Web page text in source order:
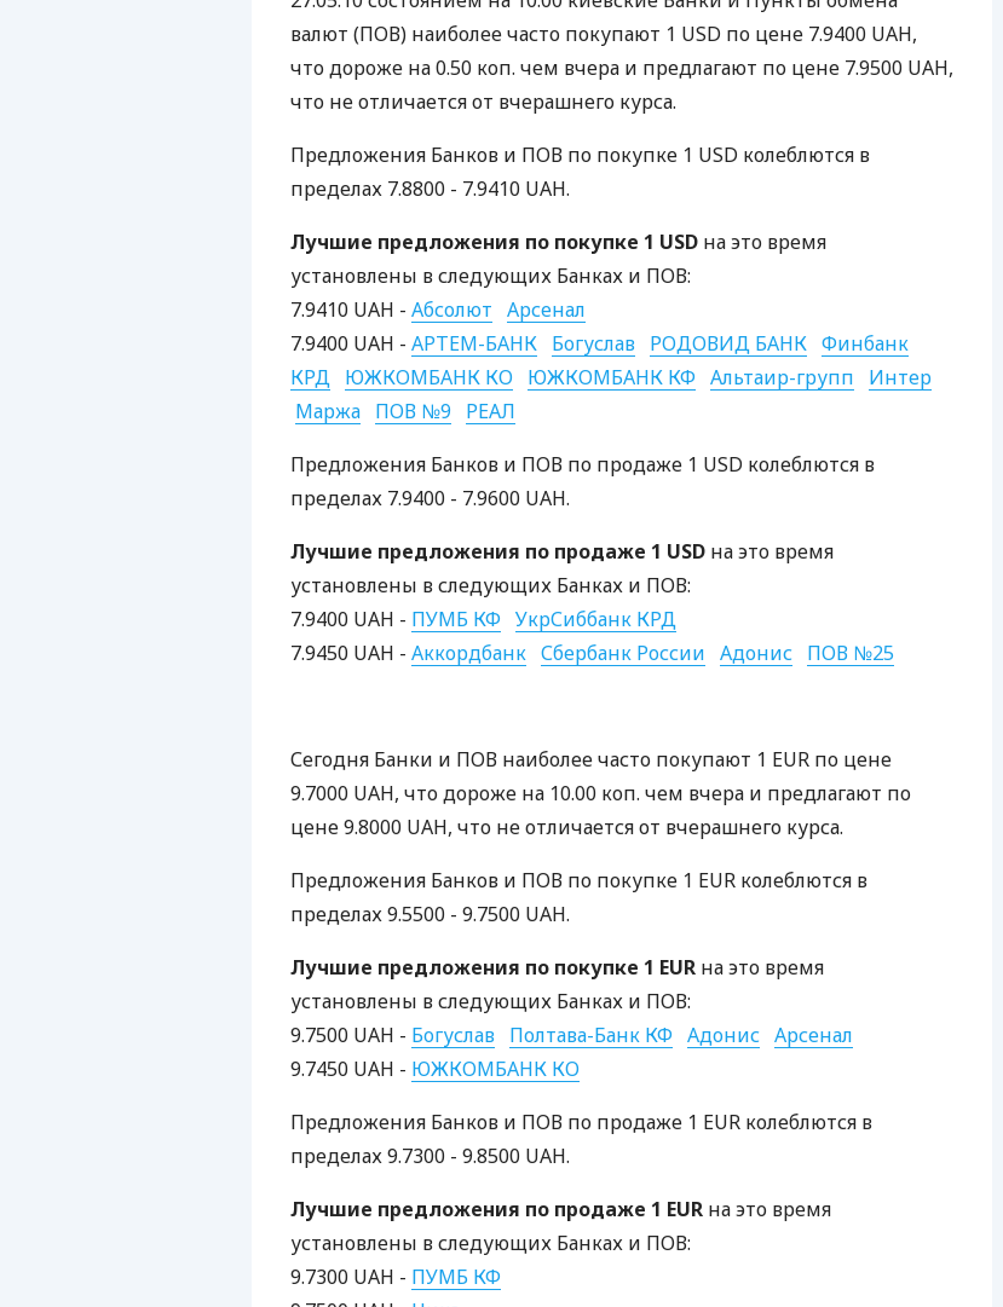
ЕЖЕМЕСЯЧНЫЙ ОБЗОР
КЕШБЭКА
валют (ПОВ) наиболее часто покупают 1 USD по цене 7.9400 UAH,
что дороже на 0.50 коп. чем вчера и предлагают по цене 7.9500 UAH,
что не отличается от вчерашнего курса.
Предложения Банков и ПОВ по покупке 1 USD колеблются в
пределах 7.8800 - 7.9410 UAH.
Лучшие предложения по покупке 1 USD на это время
установлены в следующих Банках и ПОВ:
7.9410 UAH - Абсолют Арсенал
7.9400 UAH - АРТЕМ-БАНК Богуслав РОДОВИД БАНК Финбанк
КРД ЮЖКОМБАНК КО ЮЖКОМБАНК КФ Альтаир-групп
Интер
Маржа ПОВ №9
РЕАЛ
Предложения Банков и ПОВ по продаже 1 USD колеблются в
пределах 7.9400 - 7.9600 UAH.
Лучшие предложения по продаже 1 USD на это время
установлены в следующих Банках и ПОВ:
7.9400 UAH - ПУМБ КФ УкрСиббанк КРД
7.9450 UAH - Аккордбанк Сбербанк России Адонис ПОВ №25
Сегодня Банки и ПОВ наиболее часто покупают 1 EUR по цене
9.7000 UAH, что дороже на 10.00 коп. чем вчера и предлагают по
цене 9.8000 UAH, что не отличается от вчерашнего курса.
Предложения Банков и ПОВ по покупке 1 EUR колеблются в
пределах 9.5500 - 9.7500 UAH.
Лучшие предложения по покупке 1 EUR на это время
установлены в следующих Банках и ПОВ:
9.7500 UAH - Богуслав Полтава-Банк КФ Адонис Арсенал
9.7450 UAH - ЮЖКОМБАНК КО
Предложения Банков и ПОВ по продаже 1 EUR колеблются в
пределах 9.7300 - 9.8500 UAH.
Лучшие предложения по продаже 1 EUR на это время
установлены в следующих Банках и ПОВ:
9.7300 UAH - ПУМБ КФ